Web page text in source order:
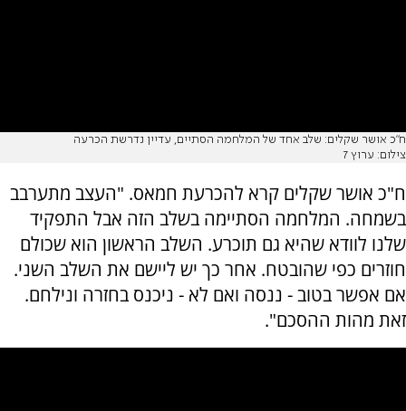
ח"כ אושר שקלים: שלב אחד של המלחמה הסתיים, עדיין נדרשת הכרעה
צילום: ערוץ 7
ח"כ אושר שקלים קרא להכרעת חמאס. "העצב מתערבב
בשמחה. המלחמה הסתיימה בשלב הזה אבל התפקיד
שלנו לוודא שהיא גם תוכרע. השלב הראשון הוא שכולם
חוזרים כפי שהובטח. אחר כך יש ליישם את השלב השני.
אם אפשר בטוב - ננסה ואם לא - ניכנס בחזרה ונילחם.
זאת מהות ההסכם".